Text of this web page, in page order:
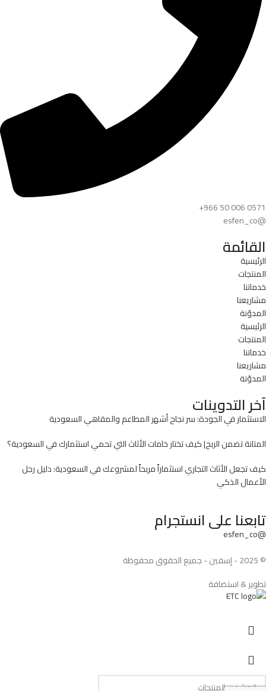
+966 50 006 0571
@esfen_co
القائمة
الرئيسية
المنتجات
خدماتنا
مشاريعنا
المدوّنة
الرئيسية
المنتجات
خدماتنا
مشاريعنا
المدوّنة
آخر التدوينات
الاستثمار في الجودة: سر نجاح أشهر المطاعم والمقاهي السعودية
المتانة تضمن الربح| كيف تختار خامات الأثاث التي تحمي استثمارك في السعودية؟
كيف تجعل الأثاث التجاري استثماراً مربحاً لمشروعك في السعودية: دليل رجل
الأعمال الذكي
تابعنا على انستجرام
@esfen_co
© 2025 - إسفين - جميع الحقوق محفوظة
تطوير & استضافة